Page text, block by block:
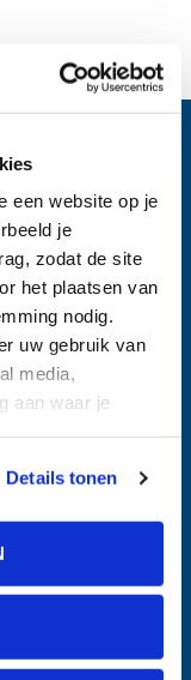
een website op je
je
zodat de site
het plaatsen van
nodig.
uw gebruik van
media,
aan waar je
Details tonen